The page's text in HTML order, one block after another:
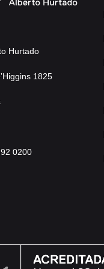
Hurtado
1825
0200